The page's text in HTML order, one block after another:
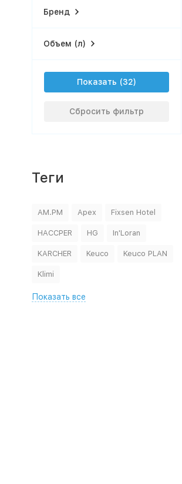
Бренд
Объем (л)
Показать
Сбросить фильтр
Теги
AM.PM Apex Fixsen Hotel
HACCPER HG In'Loran
KARCHER Keuco Keuco PLAN
Klimi
Показать все